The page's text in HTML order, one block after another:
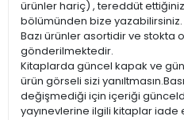
ürünler hariç) , tereddüt
bölümünden bize yazabilirsiniz.
Bazı ürünler asortidir ve
gönderilmektedir.
Kitaplarda güncel kapak ve
ürün görseli sizi
değişmediği için içeriği
yayınevlerine ilgili kitaplar iade